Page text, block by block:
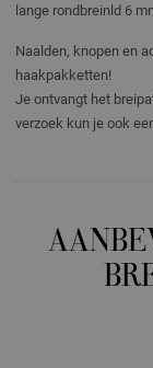
lange rondbreinld 6
Naalden, knopen en
haakpakketten!
Je ontvangt het
verzoek kun je ook